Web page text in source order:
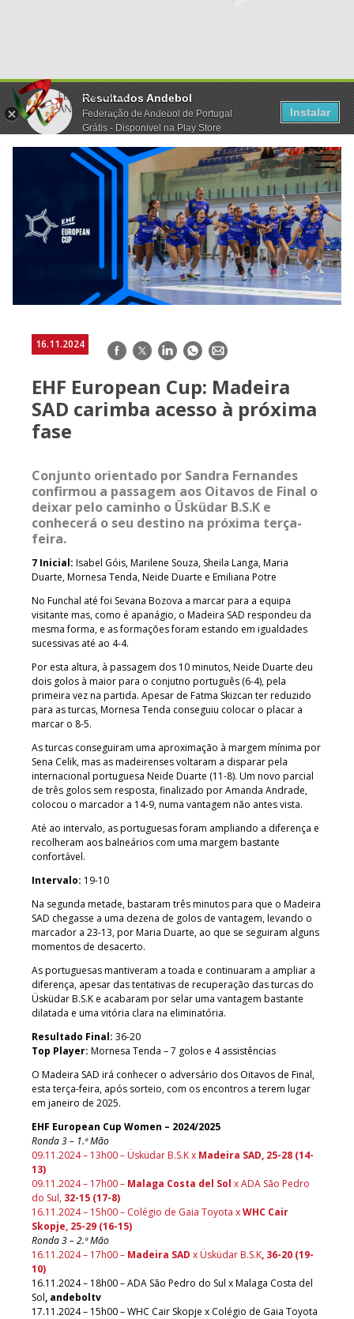
Resultados Andebol
Federação de Andebol de Portugal
Grátis - Disponivel na Play Store
Instalar
16.11.2024 Facebook
TwitterLinkedInWhatsApp
E-
EHF European Cup: Madeira
SAD carimba acesso à próxima
fase
Conjunto orientado por Sandra Fernandes
confirmou a passagem aos Oitavos de Final o
deixar pelo caminho o Üsküdar B.S.K e
conhecerá o seu destino na próxima terça-
feira.
7 Inicial: Isabel Góis, Marilene Souza, Sheila Langa, Maria
Duarte, Mornesa Tenda, Neide Duarte e Emiliana Potre
No Funchal até foi Sevana Bozova a marcar para a equipa
visitante mas, como é apanágio, o Madeira SAD respondeu da
mesma forma, e as formações foram estando em igualdades
sucessivas até ao 4-4.
Por esta altura, à passagem dos 10 minutos, Neide Duarte deu
dois golos à maior para o conjutno português (6-4), pela
primeira vez na partida. Apesar de Fatma Skizcan ter reduzido
para as turcas, Mornesa Tenda conseguiu colocar o placar a
marcar o 8-5.
As turcas conseguiram uma aproximação à margem mínima por
Sena Celik, mas as madeirenses voltaram a disparar pela
internacional portuguesa Neide Duarte (11-8). Um novo parcial
de três golos sem resposta, finalizado por Amanda Andrade,
colocou o marcador a 14-9, numa vantagem não antes vista.
Até ao intervalo, as portuguesas foram ampliando a diferença e
recolheram aos balneários com uma margem bastante
confortável.
Intervalo: 19-10
Na segunda metade, bastaram três minutos para que o Madeira
SAD chegasse a uma dezena de golos de vantagem, levando o
marcador a 23-13, por Maria Duarte, ao que se seguiram alguns
momentos de desacerto.
As portuguesas mantiveram a toada e continuaram a ampliar a
diferença, apesar das tentativas de recuperação das turcas do
Üsküdar B.S.K e acabaram por selar uma vantagem bastante
dilatada e uma vitória clara na eliminatória.
Resultado Final: 36-20
Top Player: Mornesa Tenda – 7 golos e 4 assistências
O Madeira SAD irá conhecer o adversário dos Oitavos de Final,
esta terça-feira, após sorteio, com os encontros a terem lugar
em janeiro de 2025.
EHF European Cup Women – 2024/2025
Ronda 3 – 1.ª Mão
09.11.2024 – 13h00 – Üsküdar B.S.K x Madeira SAD, 25-28 (14-
13)
09.11.2024 – 17h00 – Malaga Costa del Sol x ADA São Pedro
do Sul, 32-15 (17-8)
16.11.2024 – 15h00 – Colégio de Gaia Toyota xWHC Cair
Skopje, 25-29 (16-15)
Ronda 3 – 2.ª Mão
16.11.2024 – 17h00 – Madeira SAD x Üsküdar B.S.K, 36-20 (19-
10)
16.11.2024 – 18h00 – ADA São Pedro do Sul x Malaga Costa del
Sol, andeboltv
17.11.2024 – 15h00 – WHC Cair Skopje x Colégio de Gaia Toyota